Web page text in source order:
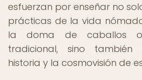
esfuerzan por enseñar no
prácticas de la vida
la doma de caballos
tradicional, sino
historia y la cosmovisión de